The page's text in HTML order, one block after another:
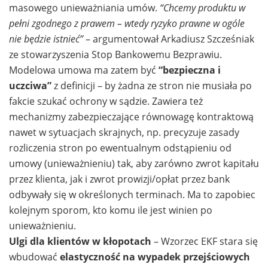
masowego unieważniania umów. “Chcemy produktu w
pełni zgodnego z prawem – wtedy ryzyko prawne w ogóle
nie będzie istnieć”– argumentował Arkadiusz Szcześniak
ze stowarzyszenia Stop Bankowemu Bezprawiu.
Modelowa umowa ma zatem być “bezpieczna i
uczciwa”z definicji – by żadna ze stron nie musiała po
fakcie szukać ochrony w sądzie. Zawiera też
mechanizmy zabezpieczające równowagę kontraktową
nawet w sytuacjach skrajnych, np. precyzuje zasady
rozliczenia stron po ewentualnym odstąpieniu od
umowy (unieważnieniu) tak, aby zarówno zwrot kapitału
przez klienta, jak i zwrot prowizji/opłat przez bank
odbywały się w określonych terminach. Ma to zapobiec
kolejnym sporom, kto komu ile jest winien po
unieważnieniu.
Ulgi dla klientów w kłopotach – Wzorzec EKF stara się
wbudować elastyczność na wypadek przejściowych